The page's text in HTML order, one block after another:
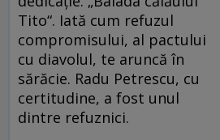
Tito“. Iată cum refuzul
compromisului, al pactului
cu diavolul, te aruncă în
sărăcie. Radu Petrescu, cu
certitudine, a fost unul
dintre refuznici.